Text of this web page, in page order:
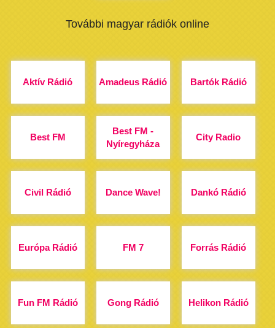
További magyar rádiók online
Aktív Rádió Amadeus Rádió Bartók Rádió
Best FM
Best FM -
Nyíregyháza
City Radio
Civil Rádió Dance Wave! Dankó Rádió
Európa Rádió FM 7 Forrás Rádió
Fun FM Rádió Gong Rádió Helikon Rádió